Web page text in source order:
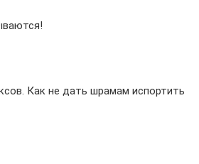
Как не дать шрамам испортить